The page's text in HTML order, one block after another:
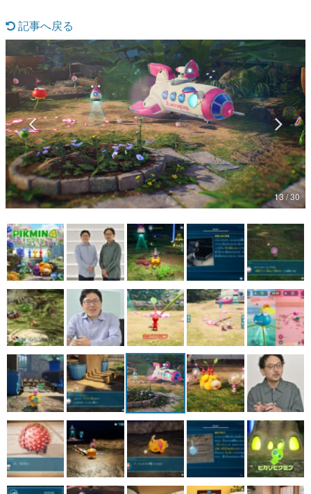
なんでゲームは面白い？
ゲーム開発者・hamatsu氏がゲームの魅力を画面や操作の
具体的な形から解き明かしていく、硬派で骨太な評論連載
です。
ゲームが変えた日本語
「経験値」「裏技」「ラスボス」… ゲームにまつわる言葉
の起源や用法の変遷を、コンピューター文化史研究家・タ
イニーP氏が徹底調査。
カテゴリ
マンガ
女性向け
アプリレビュー
その他
電ファミニコゲーマーとは？
運営：株式会社マレ
記事へ戻る
13 / 30